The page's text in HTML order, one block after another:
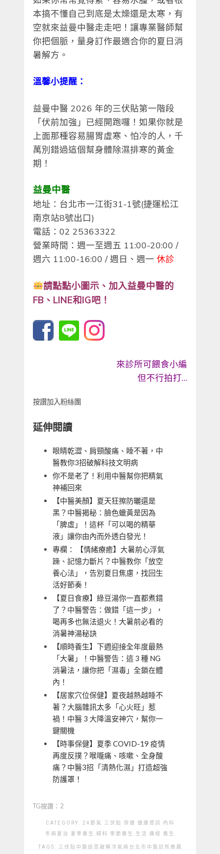
本搞不懂自己到底是太燥還是太寒，有
空就來益曼中醫走走吧！讓專業醫師幫
你把個脈，量身訂作最適合你的夏日消
暑解方。
溫馨小提醒：
益曼中醫 2026 年的三伏貼第一階段
「伏前加強」已經開跑囉！如果你就是
上面那種容易腸胃虛寒、怕冷的人，千
萬別錯過這個幫身體除濕排寒的黃金
期！
益曼中醫
地址：台北市一江街31-1號(捷運松江
南京站8號出口)
電話：02 25363322
營業時間：週一至週五 11:00-20:00 /
週六 11:00-16:00 / 週日、週一 休診
請點點小圖示、 加入益曼中醫的
FB、LINE和IG吧！
來診所可餵食小編
但不行拍打…
按讚加入粉絲團
延伸閱讀
眼睛乾澀、肩頸酸痛、睡不著，中
醫教你3招破解科技文明病
你不是老了！利用中醫幫你把精氣
神補回來
【中醫美顏】夏天狂擦防曬還是
黑？中醫揭秘：臉色蠟黃是因為
「脾虛」！這杯「可以喝的精華
液」讓你由內而外透白發光！
專欄： 【情緒療癒】大暑前心浮氣
躁、記憶力斷片？中醫教你「放空
養心法」，告別夏日焦慮，找回生
活好節奏！
【夏日食療】綠豆湯你一直都煮錯
了？中醫警告：做錯「這一步」，
喝再多也無法退火！大暑前必看的
消暑神湯秘訣
【順時養生】下週迎接全年度最熱
「大暑」！中醫警告：這 3 種 NG
消暑法，讓你把「濕毒」全鎖在體
內！
【居家穴位保健】夏夜越熱越睡不
著？大腦雜訊太多「心火旺」惹
禍！中醫 3 大降溫安神穴，幫你一
鍵關機
【時事保健】夏季 COVID-19 疫情
再度反撲？喉嚨痛、咳嗽、全身酸
痛？中醫3招「清熱化濕」打造超強
防護罩！
TG按讚：2
CATEGORY: 24節氣 三伏貼 保健 健康資訊
內科
冬病夏治
夏季養生 婦科 季節養生 生活 痛經 養生
TAGS: 三伏貼 中醫迷思破解 冷氣病 台北市中醫診所推薦